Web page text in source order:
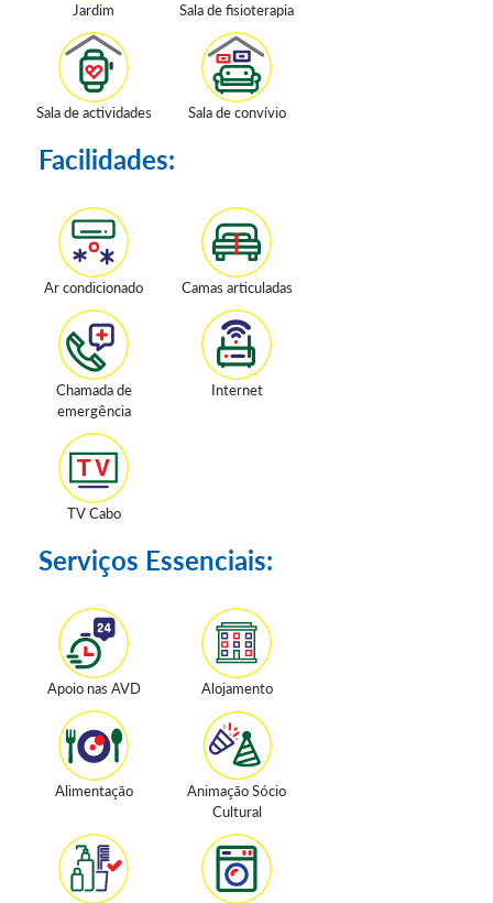
Jardim Sala de fisioterapia
Sala de actividades Sala de convívio
Facilidades:
Ar condicionado Camas articuladas
Chamada de
emergência
Internet
TV Cabo
Serviços Essenciais:
Apoio nas AVD Alojamento
Alimentação
Animação Sócio
Cultural